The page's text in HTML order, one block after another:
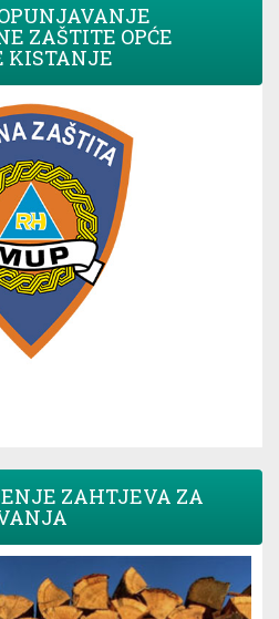
ZAŠTITE OPĆE
KISTANJE
ZAHTJEVA ZA